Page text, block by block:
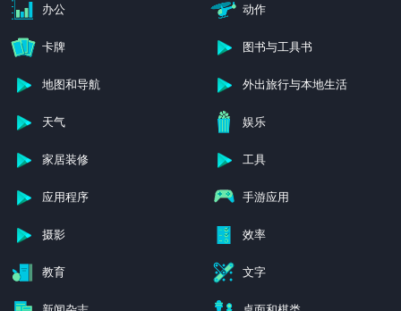
办公 动作
卡牌 图书与工具书
地图和导航 外出旅行与本地生活
天气 娱乐
家居装修 工具
应用程序 手游应用
摄影 效率
教育 文字